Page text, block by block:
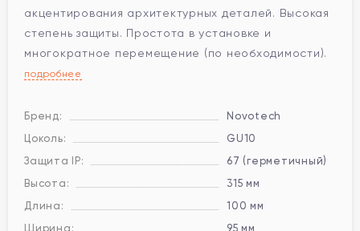
акцентирования архитектурных деталей. Высокая
степень защиты. Простота в установке и
многократное перемещение (по необходимости).
подробнее
Бренд:
Novotech
Цоколь:
GU10
Защита IP:
67 (герметичный)
Высота:
315 мм
Длина:
100 мм
Ширина:
95 мм